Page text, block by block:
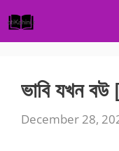
to
content
ভাবি যখন
December 28,